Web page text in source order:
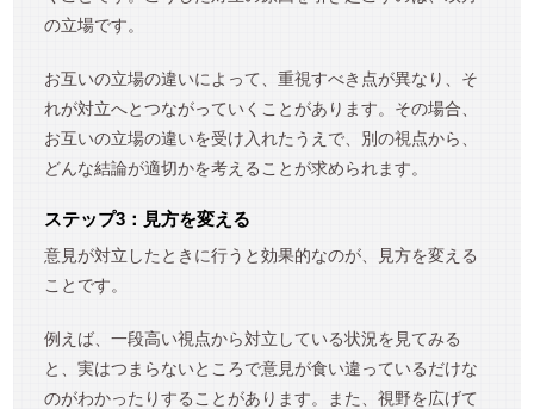
の立場です。
お互いの立場の違いによって、重視すべき点が異なり、そ
れが対立へとつながっていくことがあります。その場合、
お互いの立場の違いを受け入れたうえで、別の視点から、
どんな結論が適切かを考えることが求められます。
ステップ3：見方を変える
意見が対立したときに行うと効果的なのが、見方を変える
ことです。
例えば、一段高い視点から対立している状況を見てみる
と、実はつまらないところで意見が食い違っているだけな
のがわかったりすることがあります。また、視野を広げて